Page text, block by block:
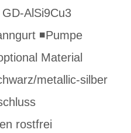
GD-AlSi9Cu3
◾Pumpe
Material
metallic-silber
rostfrei